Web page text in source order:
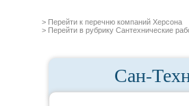
> Перейти к перечню компаний Херсона
> Перейти в рубрику Сантехнические
Сан-